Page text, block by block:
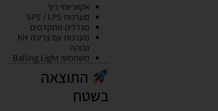
אקווריומי ריף
מערכות SPS / LPS
מגדלים מתקדמים
מערכות עם צריכת KH
גבוהה
משתמשי Balling Light
התוצאה
בשטח